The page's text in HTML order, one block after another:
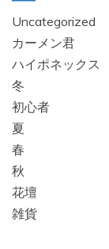
Uncategorized
カーメン君
ハイポネックス
冬
初心者
夏
春
秋
花壇
雑貨